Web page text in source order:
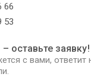
66
53
оставьте заявку!
с вами,